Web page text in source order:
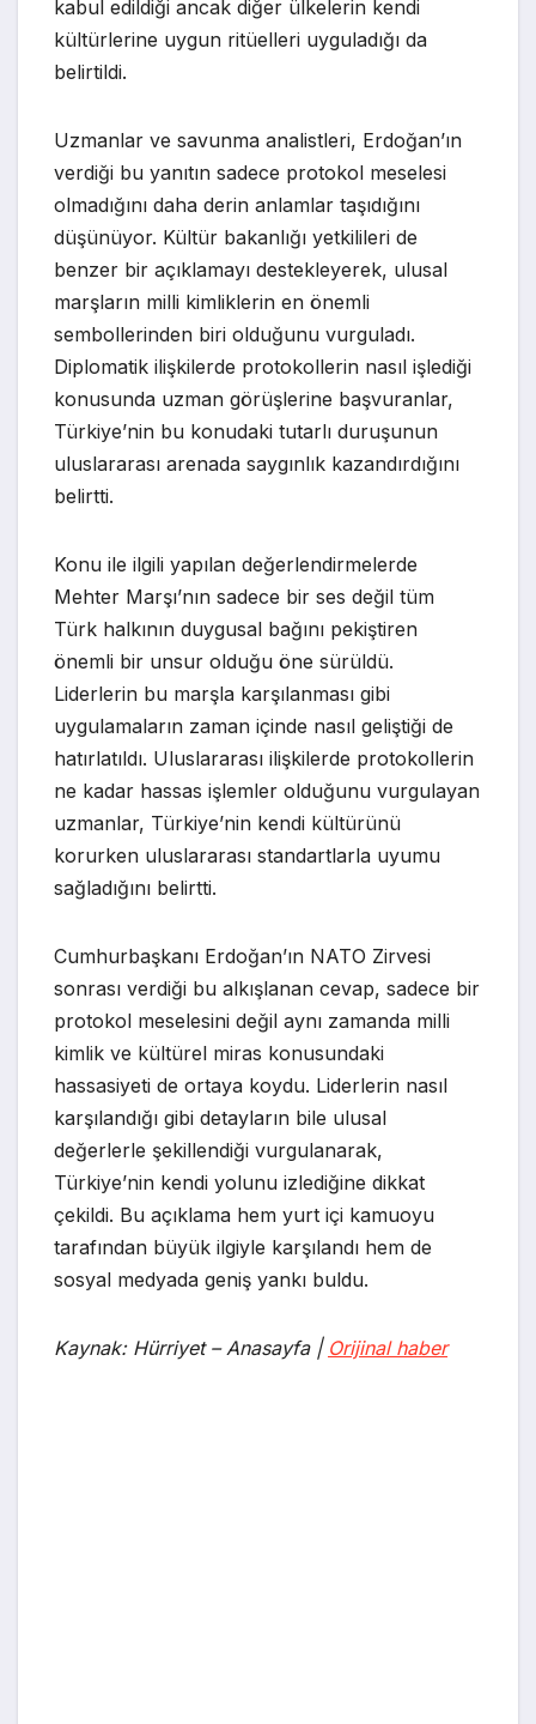
kabul edildiği ancak diğer ülkelerin kendi
kültürlerine uygun ritüelleri uyguladığı da
belirtildi.
Uzmanlar ve savunma analistleri, Erdoğan’ın
verdiği bu yanıtın sadece protokol meselesi
olmadığını daha derin anlamlar taşıdığını
düşünüyor. Kültür bakanlığı yetkilileri de
benzer bir açıklamayı destekleyerek, ulusal
marşların milli kimliklerin en önemli
sembollerinden biri olduğunu vurguladı.
Diplomatik ilişkilerde protokollerin nasıl işlediği
konusunda uzman görüşlerine başvuranlar,
Türkiye’nin bu konudaki tutarlı duruşunun
uluslararası arenada saygınlık kazandırdığını
belirtti.
Konu ile ilgili yapılan değerlendirmelerde
Mehter Marşı’nın sadece bir ses değil tüm
Türk halkının duygusal bağını pekiştiren
önemli bir unsur olduğu öne sürüldü.
Liderlerin bu marşla karşılanması gibi
uygulamaların zaman içinde nasıl geliştiği de
hatırlatıldı. Uluslararası ilişkilerde protokollerin
ne kadar hassas işlemler olduğunu vurgulayan
uzmanlar, Türkiye’nin kendi kültürünü
korurken uluslararası standartlarla uyumu
sağladığını belirtti.
Cumhurbaşkanı Erdoğan’ın NATO Zirvesi
sonrası verdiği bu alkışlanan cevap, sadece bir
protokol meselesini değil aynı zamanda milli
kimlik ve kültürel miras konusundaki
hassasiyeti de ortaya koydu. Liderlerin nasıl
karşılandığı gibi detayların bile ulusal
değerlerle şekillendiği vurgulanarak,
Türkiye’nin kendi yolunu izlediğine dikkat
çekildi. Bu açıklama hem yurt içi kamuoyu
tarafından büyük ilgiyle karşılandı hem de
sosyal medyada geniş yankı buldu.
Kaynak: Hürriyet – Anasayfa | Orijinal haber